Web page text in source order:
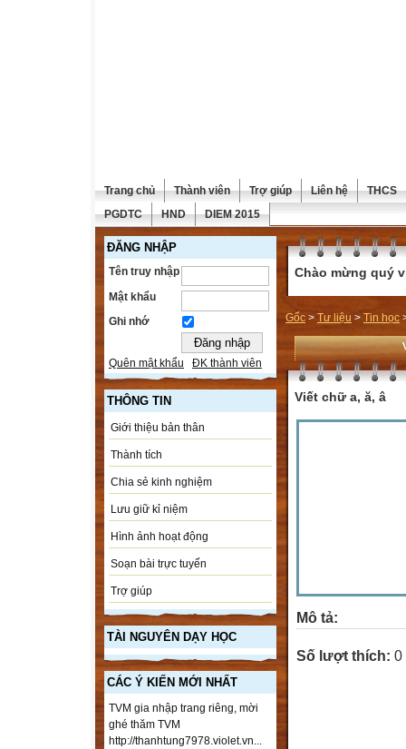
Trang chủ Thành viên Trợ giúp Liên hệ
THCS
PGDTC
HND DIEM 2015
ĐĂNG NHẬP
Tên truy nhập
Mật khẩu
Ghi nhớ
Quên mật khẩu ĐK thành viên
THÔNG TIN
Giới thiệu bản thân
Thành tích
Chia sẻ kinh nghiệm
Lưu giữ kỉ niệm
Hình ảnh hoạt động
Soạn bài trực tuyến
Trợ giúp
TÀI NGUYÊN DẠY HỌC
CÁC Ý KIẾN MỚI NHẤT
TVM gia nhập trang riêng, mời
ghé thăm TVM
http://thanhtung7978.violet.vn...
Chào mừng quý
Gốc > Tư liệu > Tin học
Viết chữ a, ă, â
Mô tả:
Số lượt thích: 0